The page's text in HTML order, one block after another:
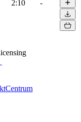
2:10 -
Centrum